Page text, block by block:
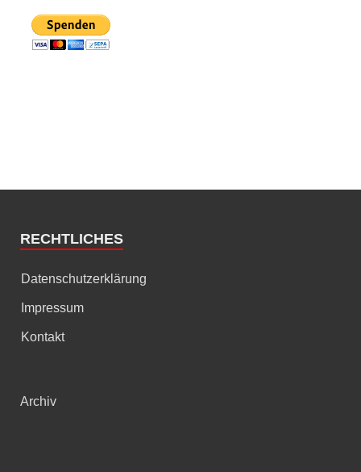
RECHTLICHES
Datenschutzerklärung
Impressum
Kontakt
Archiv